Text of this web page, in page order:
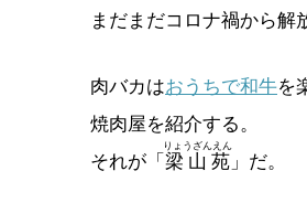
まだまだコロナ禍から解
肉バカはおうちで和牛を
焼肉屋を紹介する。
それが「 梁山苑
りょうざんえん
」だ。